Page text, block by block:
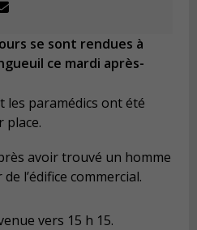
se sont rendues à
ce mardi après-
les paramédics ont été
place.
avoir trouvé un homme
l’édifice commercial.
vers 15 h 15.